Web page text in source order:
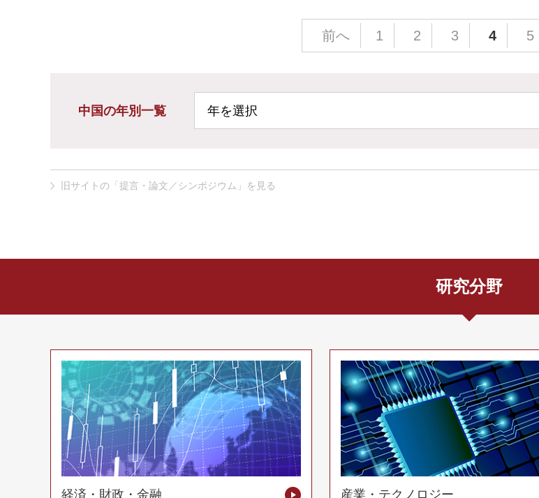
前へ 1 2 3 4 5
中国の年別一覧
旧サイトの「提言・論文／シンポジウム」を見る
研究分野
経済・財政・金融 産業・テクノロジー